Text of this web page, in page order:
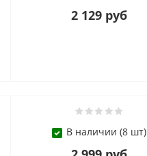
2 129 руб
В наличии (8 шт)